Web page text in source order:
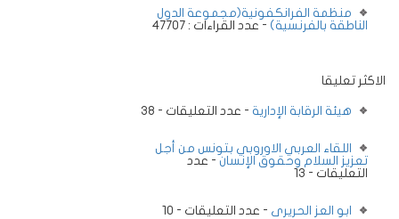
منظمة الفرانكفونية(مجموعة الدول
الناطقة بالفرنسية) - عدد القراءات : 47707
الاكثر تعليقا
هيئة الرقابة الإدارية - عدد التعليقات - 38
اللقاء العربي الاوروبي بتونس من أجل
تعزيز السلام وحقوق الإنسان - عدد
التعليقات - 13
ابو العز الحريرى - عدد التعليقات - 10